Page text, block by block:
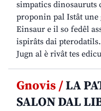
simpatics dinosauruts
proponin pal Istât
Einsaur e il so fedêl
ispirâts dai
Jugn al è rivât tes
Gnovis /LA
SALON DAL